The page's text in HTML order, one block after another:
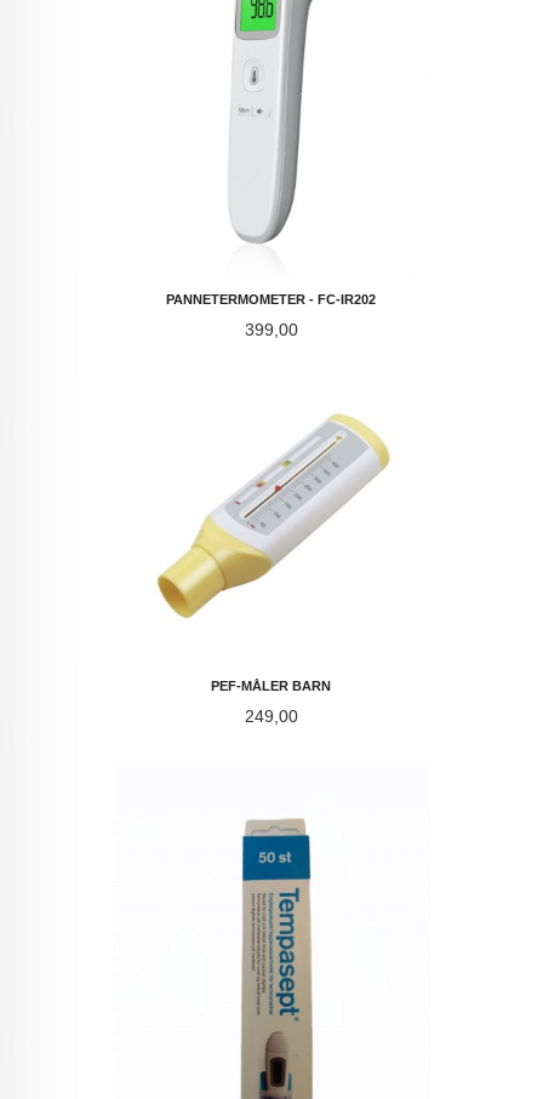
PANNETERMOMETER - FC-IR202
Pris
399,00
PEF-MÅLER BARN
Pris
249,00